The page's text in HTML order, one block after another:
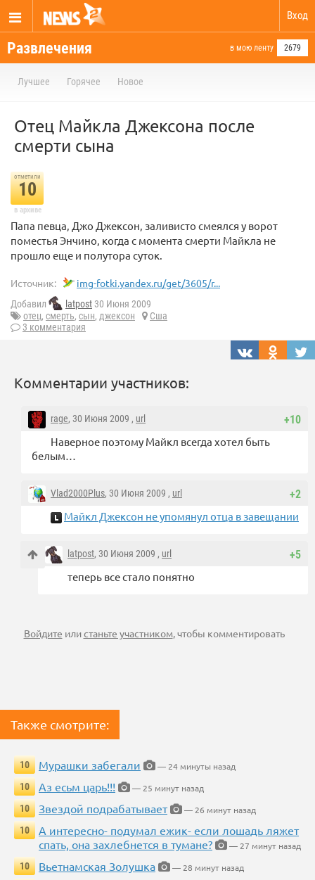
Вход
Развлечения в мою ленту 2679
Лучшее Горячее Новое
Отец Майкла Джексона после
смерти сына
отметили
10
в архиве
Папа певца, Джо Джексон, заливисто смеялся у ворот
поместья Энчино, когда с момента смерти Майкла не
прошло еще и полутора суток.
Источник: img-fotki.yandex.ru/get/3605/r...
Добавил latpost 30 Июня 2009
отец, смерть, сын, джексон
Сша
3 комментария
Комментарии участников:
+10
rage, 30 Июня 2009 , url
Наверное поэтому Майкл всегда хотел быть
белым…
+2
Vlad2000Plus, 30 Июня 2009 , url
Майкл Джексон не упомянул отца в завещании
+5
latpost, 30 Июня 2009 , url
теперь все стало понятно
Войдите илистаньте участником, чтобы комментировать
Также смотрите:
10 Мурашки забегали
— 24 минуты назад
10
Аз есьм царь!!!
— 25 минут назад
10
Звездой подрабатывает
— 26 минут назад
10
А интересно- подумал ежик- если лошадь ляжет
спать, она захлебнется в тумане?
— 27 минут назад
10
Вьетнамская Золушка
— 28 минут назад